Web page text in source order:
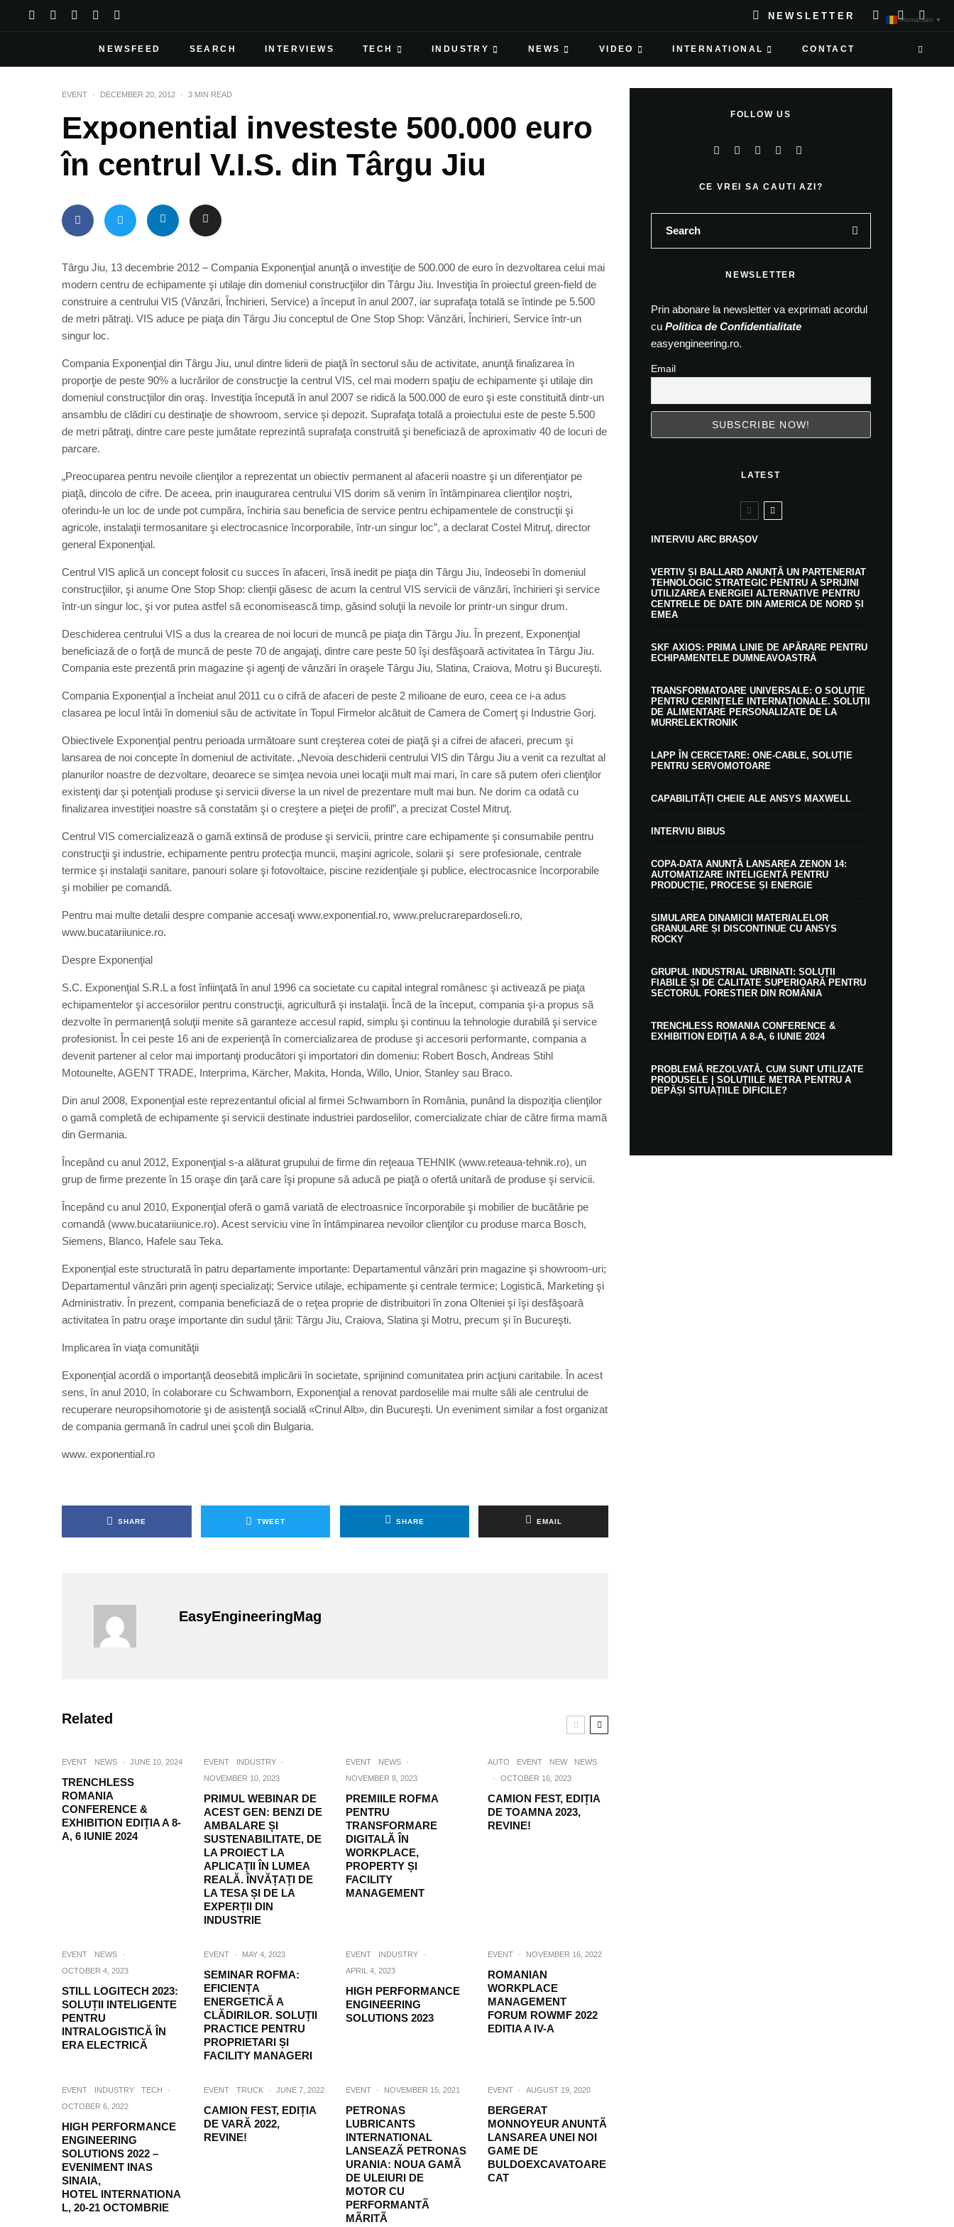
NEWSLETTER
NEWSFEED SEARCH INTERVIEWS TECH INDUSTRY NEWS VIDEO INTERNATIONAL CONTACT
EVENT · DECEMBER 20, 2012 · 3 MIN READ
Exponential investeste 500.000 euro
în centrul V.I.S. din Târgu Jiu
Târgu Jiu, 13 decembrie 2012 – Compania Exponenţial anunţă o investiţie de 500.000 de euro în dezvoltarea celui mai
modern centru de echipamente şi utilaje din domeniul construcţiilor din Târgu Jiu. Investiţia în proiectul green-field de
construire a centrului VIS (Vânzări, Închirieri, Service) a început în anul 2007, iar suprafaţa totală se întinde pe 5.500
de metri pătraţi. VIS aduce pe piaţa din Târgu Jiu conceptul de One Stop Shop: Vânzări, Închirieri, Service într-un
singur loc.
Compania Exponenţial din Târgu Jiu, unul dintre liderii de piaţă în sectorul său de activitate, anunţă finalizarea în
proporţie de peste 90% a lucrărilor de construcţie la centrul VIS, cel mai modern spaţiu de echipamente şi utilaje din
domeniul construcţiilor din oraş. Investiţia începută în anul 2007 se ridică la 500.000 de euro şi este constituită dintr-un
ansamblu de clădiri cu destinaţie de showroom, service şi depozit. Suprafaţa totală a proiectului este de peste 5.500
de metri pătraţi, dintre care peste jumătate reprezintă suprafaţa construită şi beneficiază de aproximativ 40 de locuri de
parcare.
„Preocuparea pentru nevoile clienţilor a reprezentat un obiectiv permanent al afacerii noastre şi un diferenţiator pe
piaţă, dincolo de cifre. De aceea, prin inaugurarea centrului VIS dorim să venim în întâmpinarea clienţilor noştri,
oferindu-le un loc de unde pot cumpăra, închiria sau beneficia de service pentru echipamentele de construcţii şi
agricole, instalaţii termosanitare şi electrocasnice încorporabile, într-un singur loc”, a declarat Costel Mitruţ, director
general Exponenţial.
Centrul VIS aplică un concept folosit cu succes în afaceri, însă inedit pe piaţa din Târgu Jiu, îndeosebi în domeniul
construcţiilor, şi anume One Stop Shop: clienţii găsesc de acum la centrul VIS servicii de vânzări, închirieri şi service
într-un singur loc, şi vor putea astfel să economisească timp, găsind soluţii la nevoile lor printr-un singur drum.
Deschiderea centrului VIS a dus la crearea de noi locuri de muncă pe piaţa din Târgu Jiu. În prezent, Exponenţial
beneficiază de o forţă de muncă de peste 70 de angajaţi, dintre care peste 50 îşi desfăşoară activitatea în Târgu Jiu.
Compania este prezentă prin magazine şi agenţi de vânzări în oraşele Târgu Jiu, Slatina, Craiova, Motru şi Bucureşti.
Compania Exponenţial a încheiat anul 2011 cu o cifră de afaceri de peste 2 milioane de euro, ceea ce i-a adus
clasarea pe locul întâi în domeniul său de activitate în Topul Firmelor alcătuit de Camera de Comerţ şi Industrie Gorj.
Obiectivele Exponenţial pentru perioada următoare sunt creşterea cotei de piaţă şi a cifrei de afaceri, precum şi
lansarea de noi concepte în domeniul de activitate. „Nevoia deschiderii centrului VIS din Târgu Jiu a venit ca rezultat al
planurilor noastre de dezvoltare, deoarece se simţea nevoia unei locaţii mult mai mari, în care să putem oferi clienţilor
existenţi dar şi potenţiali produse şi servicii diverse la un nivel de prezentare mult mai bun. Ne dorim ca odată cu
finalizarea investiţiei noastre să constatăm şi o creştere a pieţei de profil”, a precizat Costel Mitruţ.
Centrul VIS comercializează o gamă extinsă de produse şi servicii, printre care echipamente şi consumabile pentru
construcţii şi industrie, echipamente pentru protecţia muncii, maşini agricole, solarii şi sere profesionale, centrale
termice şi instalaţii sanitare, panouri solare şi fotovoltaice, piscine rezidenţiale şi publice, electrocasnice încorporabile
şi mobilier pe comandă.
Pentru mai multe detalii despre companie accesaţi www.exponential.ro, www.prelucrarepardoseli.ro,
www.bucatariiunice.ro.
Despre Exponenţial
S.C. Exponenţial S.R.L a fost înfiinţată în anul 1996 ca societate cu capital integral românesc şi activează pe piaţa
echipamentelor şi accesoriilor pentru construcţii, agricultură şi instalaţii. Încă de la început, compania şi-a propus să
dezvolte în permanenţă soluţii menite să garanteze accesul rapid, simplu şi continuu la tehnologie durabilă şi service
profesionist. În cei peste 16 ani de experienţă în comercializarea de produse şi accesorii performante, compania a
devenit partener al celor mai importanţi producători şi importatori din domeniu: Robert Bosch, Andreas Stihl
Motounelte, AGENT TRADE, Interprima, Kärcher, Makita, Honda, Willo, Unior, Stanley sau Braco.
Din anul 2008, Exponenţial este reprezentantul oficial al firmei Schwamborn în România, punând la dispoziţia clienţilor
o gamă completă de echipamente şi servicii destinate industriei pardoselilor, comercializate chiar de către firma mamă
din Germania.
Începând cu anul 2012, Exponenţial s-a alăturat grupului de firme din reţeaua TEHNIK (www.reteaua-tehnik.ro), un
grup de firme prezente în 15 oraşe din ţară care îşi propune să aducă pe piaţă o ofertă unitară de produse şi servicii.
Începând cu anul 2010, Exponenţial oferă o gamă variată de electroasnice încorporabile şi mobilier de bucătărie pe
comandă (www.bucatariiunice.ro). Acest serviciu vine în întâmpinarea nevoilor clienţilor cu produse marca Bosch,
Siemens, Blanco, Hafele sau Teka.
Exponenţial este structurată în patru departamente importante: Departamentul vânzări prin magazine şi showroom-uri;
Departamentul vânzări prin agenţi specializaţi; Service utilaje, echipamente şi centrale termice; Logistică, Marketing şi
Administrativ. În prezent, compania beneficiază de o reţea proprie de distribuitori în zona Olteniei şi îşi desfăşoară
activitatea în patru oraşe importante din sudul ţării: Târgu Jiu, Craiova, Slatina şi Motru, precum şi în Bucureşti.
Implicarea în viaţa comunităţii
Exponenţial acordă o importanţă deosebită implicării în societate, sprijinind comunitatea prin acţiuni caritabile. În acest
sens, în anul 2010, în colaborare cu Schwamborn, Exponenţial a renovat pardoselile mai multe săli ale centrului de
recuperare neuropsihomotorie şi de asistenţă socială «Crinul Alb», din Bucureşti. Un eveniment similar a fost organizat
de compania germană în cadrul unei şcoli din Bulgaria.
www. exponential.ro
SHARE TWEET SHARE EMAIL
EasyEngineeringMag
Related
EVENT NEWS · JUNE 10, 2024
TRENCHLESS
ROMANIA
CONFERENCE &
EXHIBITION EDIȚIA A 8-
A, 6 IUNIE 2024
EVENT INDUSTRY
·
NOVEMBER 10, 2023
PRIMUL WEBINAR DE
ACEST GEN: BENZI DE
AMBALARE ȘI
SUSTENABILITATE, DE
LA PROIECT LA
APLICAȚII ÎN LUMEA
REALĂ. ÎNVĂȚAȚI DE
LA TESA ȘI DE LA
EXPERȚII DIN
INDUSTRIE
EVENT NEWS
·
NOVEMBER 8, 2023
PREMIILE ROFMA
PENTRU
TRANSFORMARE
DIGITALĂ ÎN
WORKPLACE,
PROPERTY ȘI
FACILITY
MANAGEMENT
AUTO EVENT NEW
NEWS
·
OCTOBER 16, 2023
CAMION FEST, EDIȚIA
DE TOAMNA 2023,
REVINE!
EVENT NEWS
·
OCTOBER 4, 2023
STILL LOGITECH 2023:
SOLUȚII INTELIGENTE
PENTRU
INTRALOGISTICĂ ÎN
ERA ELECTRICĂ
EVENT · MAY 4, 2023
SEMINAR ROFMA:
EFICIENȚA
ENERGETICĂ A
CLĂDIRILOR. SOLUȚII
PRACTICE PENTRU
PROPRIETARI ȘI
FACILITY MANAGERI
EVENT INDUSTRY
·
APRIL 4, 2023
HIGH PERFORMANCE
ENGINEERING
SOLUTIONS 2023
EVENT · NOVEMBER 16, 2022
ROMANIAN
WORKPLACE
MANAGEMENT
FORUM ROWMF 2022
EDITIA A IV-A
EVENT INDUSTRY TECH
·
OCTOBER 6, 2022
HIGH PERFORMANCE
ENGINEERING
SOLUTIONS 2022 –
EVENIMENT INAS
SINAIA,
HOTEL INTERNATIONA
L, 20-21 OCTOMBRIE
EVENT TRUCK · JUNE 7, 2022
CAMION FEST, EDIȚIA
DE VARĂ 2022,
REVINE!
EVENT · NOVEMBER 15, 2021
PETRONAS
LUBRICANTS
INTERNATIONAL
LANSEAZÃ PETRONAS
URANIA: NOUA GAMÃ
DE ULEIURI DE
MOTOR CU
PERFORMANTÃ
MÃRITÃ
EVENT · AUGUST 19, 2020
BERGERAT
MONNOYEUR ANUNTÃ
LANSAREA UNEI NOI
GAME DE
BULDOEXCAVATOARE
CAT
FOLLOW US
CE VREI SA CAUTI AZI?
NEWSLETTER
Prin abonare la newsletter va exprimati acordul
cu Politica de Confidentialitate
easyengineering.ro.
Email
LATEST
INTERVIU ARC BRAȘOV
VERTIV ȘI BALLARD ANUNȚĂ UN PARTENERIAT
TEHNOLOGIC STRATEGIC PENTRU A SPRIJINI
UTILIZAREA ENERGIEI ALTERNATIVE PENTRU
CENTRELE DE DATE DIN AMERICA DE NORD ȘI
EMEA
SKF AXIOS: PRIMA LINIE DE APĂRARE PENTRU
ECHIPAMENTELE DUMNEAVOASTRĂ
TRANSFORMATOARE UNIVERSALE: O SOLUȚIE
PENTRU CERINȚELE INTERNAȚIONALE. SOLUȚII
DE ALIMENTARE PERSONALIZATE DE LA
MURRELEKTRONIK
LAPP ÎN CERCETARE: ONE-CABLE, SOLUȚIE
PENTRU SERVOMOTOARE
CAPABILITĂȚI CHEIE ALE ANSYS MAXWELL
INTERVIU BIBUS
COPA-DATA ANUNȚĂ LANSAREA ZENON 14:
AUTOMATIZARE INTELIGENTĂ PENTRU
PRODUCȚIE, PROCESE ȘI ENERGIE
SIMULAREA DINAMICII MATERIALELOR
GRANULARE ȘI DISCONTINUE CU ANSYS
ROCKY
GRUPUL INDUSTRIAL URBINATI: SOLUȚII
FIABILE ȘI DE CALITATE SUPERIOARĂ PENTRU
SECTORUL FORESTIER DIN ROMÂNIA
TRENCHLESS ROMANIA CONFERENCE &
EXHIBITION EDIȚIA A 8-A, 6 IUNIE 2024
PROBLEMĂ REZOLVATĂ. CUM SUNT UTILIZATE
PRODUSELE | SOLUȚIILE METRA PENTRU A
DEPĂȘI SITUAȚIILE DIFICILE?
Romanian ▼